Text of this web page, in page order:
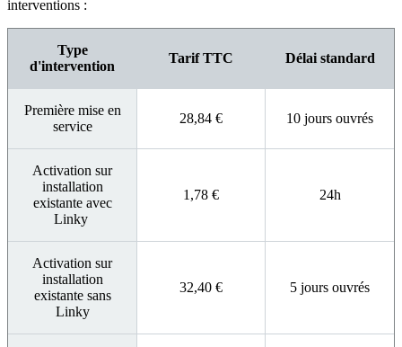
interventions :
Type
d'intervention
Tarif TTC Délai standard
Première mise en
service
28,84 € 10 jours ouvrés
Activation sur
installation
existante avec
Linky
1,78 € 24h
Activation sur
installation
existante sans
Linky
32,40 € 5 jours ouvrés